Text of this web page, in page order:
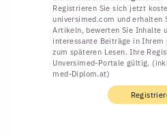
Registrieren Sie sich jetzt
universimed.com und erhalten
Artikeln, bewerten Sie Inhalte
interessante Beiträge in Ihrem
zum späteren Lesen. Ihre
Unversimed-Portale gültig.
med-Diplom.at)